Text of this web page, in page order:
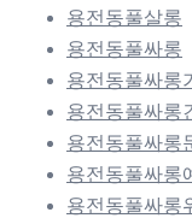
용전동풀살롱
용전동풀싸롱
용전동풀싸롱
용전동풀싸롱
용전동풀싸롱
용전동풀싸롱
용전동풀싸롱